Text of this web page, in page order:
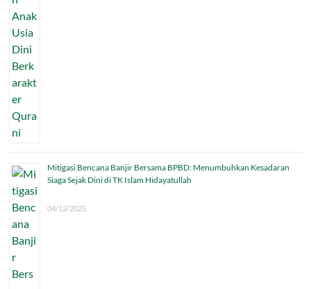
Mitigasi Bencana Banjir Bersama BPBD: Menumbuhkan Kesadaran
Siaga Sejak Dini di TK Islam Hidayatullah
04/12/2025